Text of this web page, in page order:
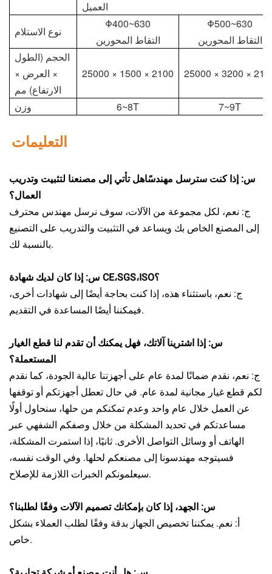
العميل
نوع الاستلام
Φ400~630
التقاط المحورين
Φ500~630
التقاط المحورين
الحجم (الطول
× العرض ×
الارتفاع) مم
25000 × 1500 × 2100 25000 × 3200 ×
وزن 6~8T 7~9T
التعليمات
س: إذا كنت سترسل مهندسًاهل تأتي إلى مصنعنا لتثبيت وتدريب
العمال؟
ج: نعم، لكل مجموعة من الآلات، سوف نرسل مهندس محترف
إلى المصنع الخاص بك ويساعد في التثبيت والتدريب على التصنيع
بالنسبة لك.
س: إذا كان لديك شهادة CE،SGS،ISO؟
ج: نعم، باستثناء هذه، إذا كنت بحاجة أيضًا إلى شهادات أخرى،
فيمكننا أيضًا المساعدة في التقديم.
س: إذا اشترينا آلاتك، فهل يمكنك أن تقدم لنا قطع الغيار
المستعملة؟
ج: نعم، نقدم ضمانًا لمدة عام على أجهزتنا عالية الجودة، كما نقدم
لكم قطع غيار مجانية لمدة عام. في حال تعطل أجهزتكم أو توقفها
عن العمل خلال عام واحد وعدم تمكنكم من حلها، سنحاول أولًا
مساعدتكم في تحديد المشكلة من خلال وصفكم الشفهي عبر
الهاتف أو وسائل التواصل الأخرى. ثانيًا، إذا استمرت المشكلة،
فسيتوجه مهندسونا إلى مصنعكم لحلها. وفي الوقت نفسه،
سيعلمونكم الخبرات اللازمة للإصلاح.
س: الجهد، إذا كان بإمكانك تصميم الآلات وفقًا لطلبنا؟
أ: نعم. يمكننا تخصيص الجهاز بدقة وفقًا لطلب العملاء بشكل
خاص.